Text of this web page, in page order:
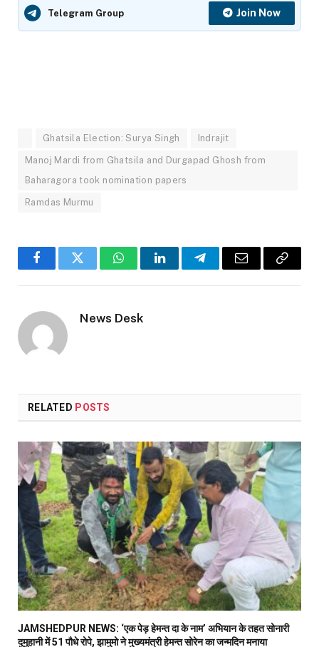
Telegram Group Join Now
Ghatsila Election: Surya Singh Indrajit
Manoj Mardi from Ghatsila and Durgapad Ghosh from
Baharagora took nomination papers
Ramdas Murmu
FacebookTwitter WhatsAppLinkedInTelegramEmail
Copy
News Desk
RELATED POSTS
JAMSHEDPUR NEWS: ‘एक पेड़ हेमन्त दा के नाम’ अभियान के तहत सोनारी
दुमुहानी में 51 पौधे रोपे, झामुमो ने मुख्यमंत्री हेमन्त सोरेन का जन्मदिन मनाया